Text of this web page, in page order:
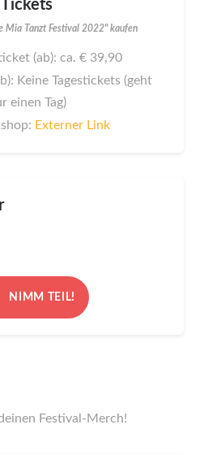
Tickets
Mia Tanzt Festival 2022" kaufen
(ab): ca. € 39,90
Keine Tagestickets (geht
einen Tag)
Externer Link
NIMM TEIL!
Festival-Merch!